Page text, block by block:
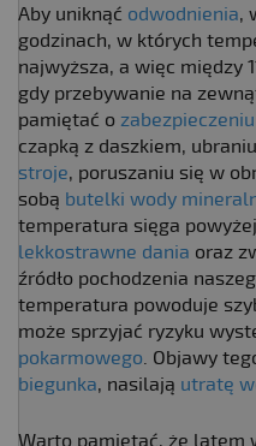
Aby uniknąć odwodnienia,
godzinach, w których
najwyższa, a więc między
gdy przebywanie na
pamiętać o
czapką z daszkiem,
stroje, poruszaniu się w
sobą butelki wody
temperatura sięga
lekkostrawne dania oraz
źródło pochodzenia
temperatura powoduje
może sprzyjać ryzyku
pokarmowego. Objawy
biegunka, nasilają utratę
Warto pamiętać, że latem